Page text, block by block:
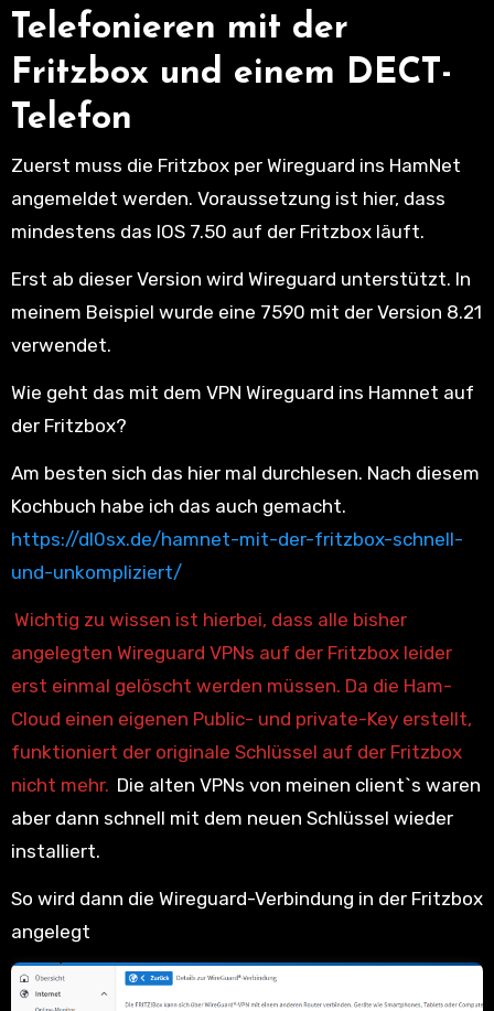
Telefonieren mit der
Fritzbox und einem DECT-
Telefon
Zuerst muss die Fritzbox per Wireguard ins HamNet
angemeldet werden. Voraussetzung ist hier, dass
mindestens das IOS 7.50 auf der Fritzbox läuft.
Erst ab dieser Version wird Wireguard unterstützt. In
meinem Beispiel wurde eine 7590 mit der Version 8.21
verwendet.
Wie geht das mit dem VPN Wireguard ins Hamnet auf
der Fritzbox?
Am besten sich das hier mal durchlesen. Nach diesem
Kochbuch habe ich das auch gemacht.
https://dl0sx.de/hamnet-mit-der-fritzbox-schnell-
und-unkompliziert/
Wichtig zu wissen ist hierbei, dass alle bisher
angelegten Wireguard VPNs auf der Fritzbox leider
erst einmal gelöscht werden müssen. Da die Ham-
Cloud einen eigenen Public- und private-Key erstellt,
funktioniert der originale Schlüssel auf der Fritzbox
nicht mehr. Die alten VPNs von meinen client`s waren
aber dann schnell mit dem neuen Schlüssel wieder
installiert.
So wird dann die Wireguard-Verbindung in der Fritzbox
angelegt